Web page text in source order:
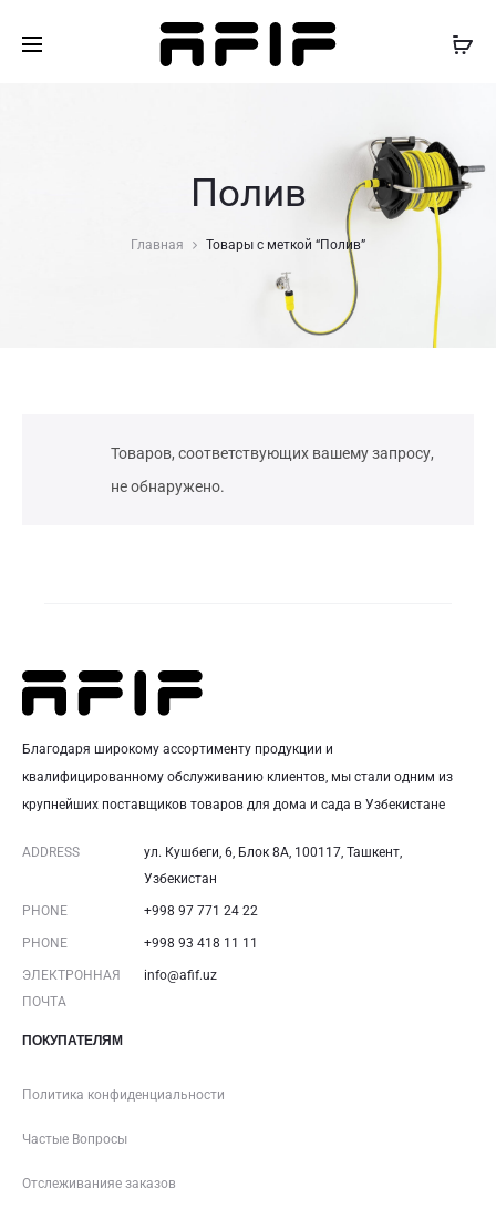
Полив
Главная Товары с меткой “Полив”
Товаров, соответствующих вашему запросу,
не обнаружено.
Благодаря широкому ассортименту продукции и
квалифицированному обслуживанию клиентов, мы стали одним из
крупнейших поставщиков товаров для дома и сада в Узбекистане
ADDRESS
ул. Кушбеги, 6, Блок 8A, 100117, Ташкент,
Узбекистан
PHONE +998 97 771 24 22
PHONE +998 93 418 11 11
ЭЛЕКТРОННАЯ
ПОЧТА
info@afif.uz
ПОКУПАТЕЛЯМ
Политика конфиденциальности
Частые Вопросы
Отслеживанияе заказов